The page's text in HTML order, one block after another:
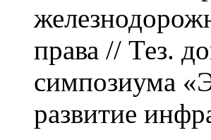
права // Тез.
симпозиума
развитие